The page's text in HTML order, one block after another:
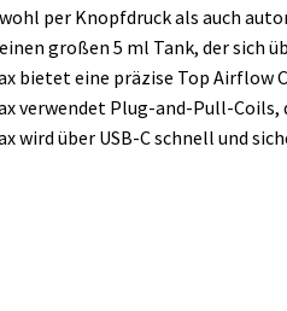
per Knopfdruck als auch
großen 5 ml Tank, der sich
bietet eine präzise Top
verwendet Plug-and-Pull-
wird über USB-C schnell und